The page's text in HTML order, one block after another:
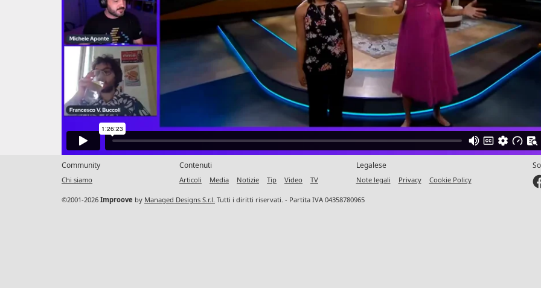
Community
Chi siamo
Contenuti
Articoli Media Notizie Tip Video TV
Legalese
Note legali Privacy Cookie Policy
©2001-2026 Improove by Managed Designs S.r.l. Tutti i diritti riservati. - Partita IVA 04358780965